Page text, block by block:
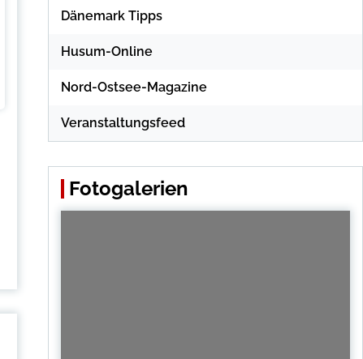
Dänemark Tipps
Husum-Online
Nord-Ostsee-Magazine
Veranstaltungsfeed
Fotogalerien